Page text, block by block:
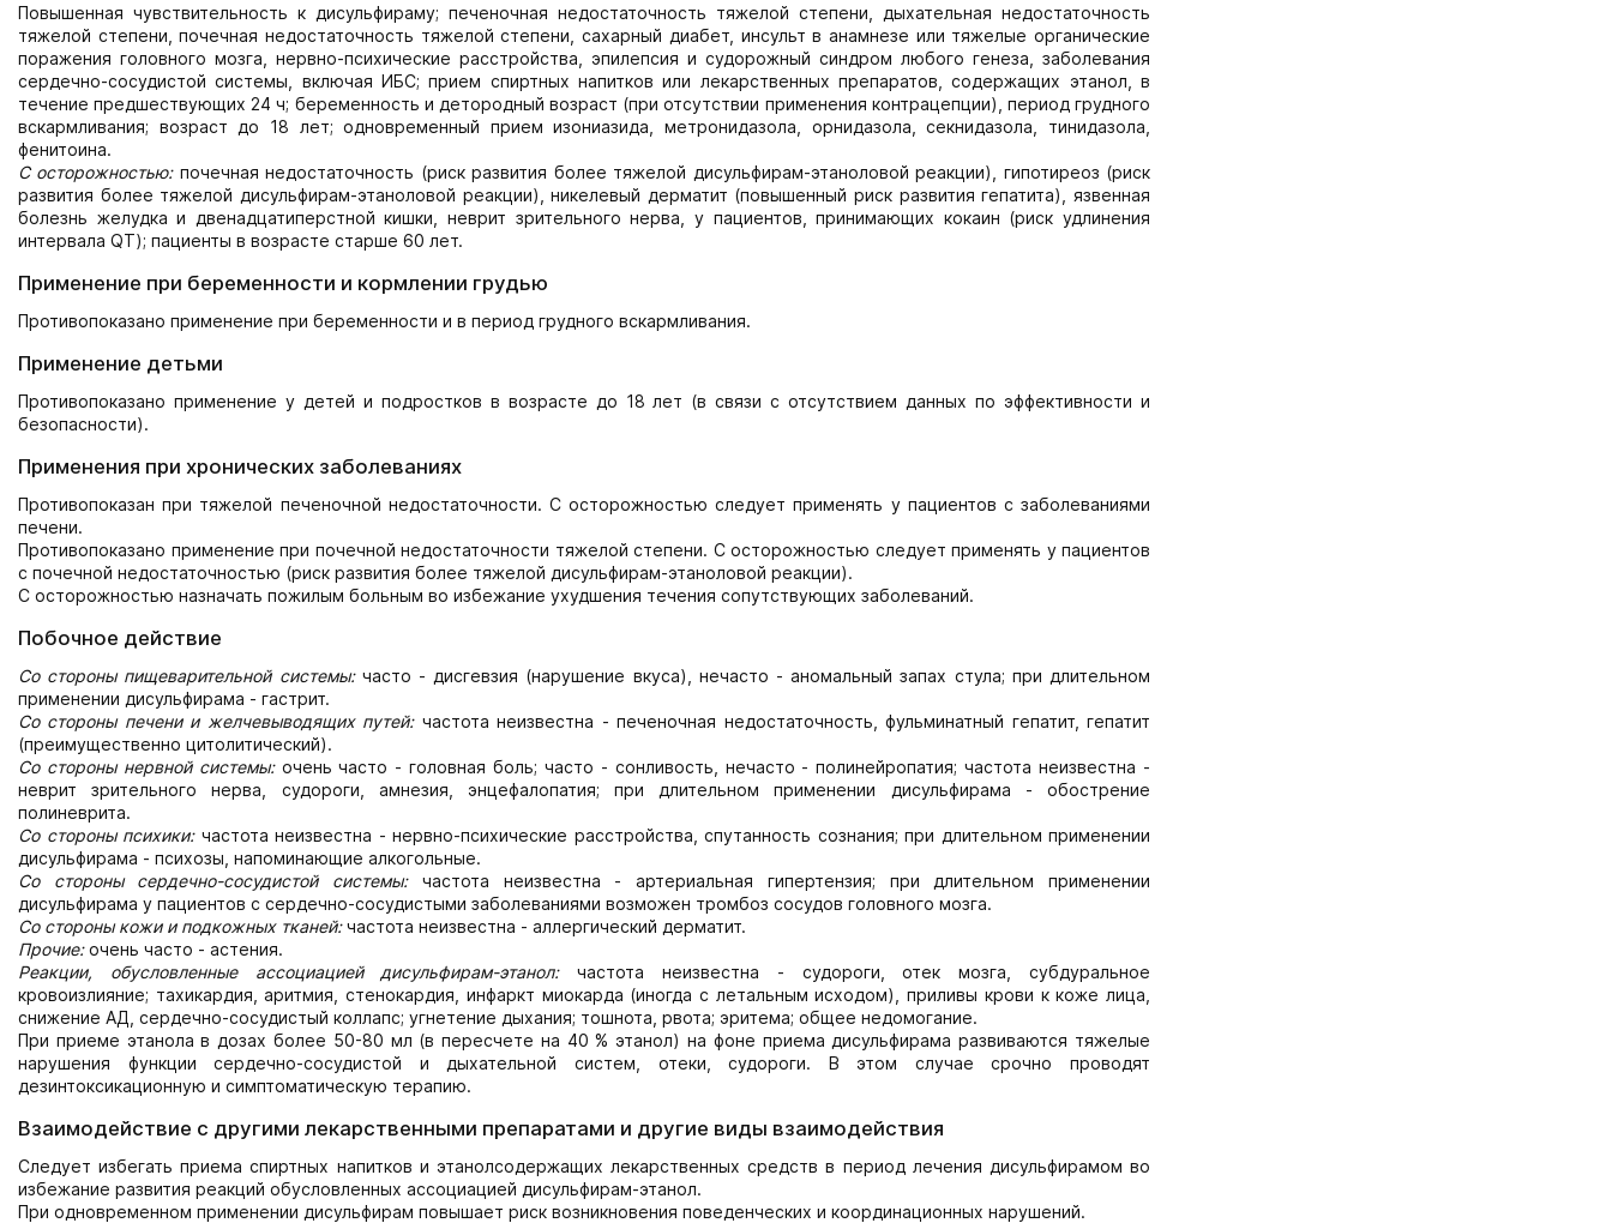
Повышенная чувствительность к дисульфираму; печеночная недостаточность тяжелой степени, дыхательная недостаточность
тяжелой степени, почечная недостаточность тяжелой степени, сахарный диабет, инсульт в анамнезе или тяжелые органические
поражения головного мозга, нервно-психические расстройства, эпилепсия и судорожный синдром любого генеза, заболевания
сердечно-сосудистой системы, включая ИБС; прием спиртных напитков или лекарственных препаратов, содержащих этанол, в
течение предшествующих 24 ч; беременность и детородный возраст (при отсутствии применения контрацепции), период грудного
вскармливания; возраст до 18 лет; одновременный прием изониазида, метронидазола, орнидазола, секнидазола, тинидазола,
фенитоина.
С осторожностью:почечная недостаточность (риск развития более тяжелой дисульфирам-этаноловой реакции), гипотиреоз (риск
развития более тяжелой дисульфирам-этаноловой реакции), никелевый дерматит (повышенный риск развития гепатита), язвенная
болезнь желудка и двенадцатиперстной кишки, неврит зрительного нерва, у пациентов, принимающих кокаин (риск удлинения
интервала QT); пациенты в возрасте старше 60 лет.
Применение при беременности и кормлении грудью
Противопоказано применение при беременности и в период грудного вскармливания.
Применение детьми
Противопоказано применение у детей и подростков в возрасте до 18 лет (в связи с отсутствием данных по эффективности и
безопасности).
Применения при хронических заболеваниях
Противопоказан при тяжелой печеночной недостаточности. С осторожностью следует применять у пациентов с заболеваниями
печени.
Противопоказано применение при почечной недостаточности тяжелой степени. С осторожностью следует применять у пациентов
с почечной недостаточностью (риск развития более тяжелой дисульфирам-этаноловой реакции).
С осторожностью назначать пожилым больным во избежание ухудшения течения сопутствующих заболеваний.
Побочное действие
Со стороны пищеварительной системы:часто - дисгевзия (нарушение вкуса), нечасто - аномальный запах стула; при длительном
применении дисульфирама - гастрит.
Со стороны печени и желчевыводящих путей: частота неизвестна - печеночная недостаточность, фульминатный гепатит, гепатит
(преимущественно цитолитический).
Со стороны нервной системы:очень часто - головная боль; часто - сонливость, нечасто - полинейропатия; частота неизвестна -
неврит зрительного нерва, судороги, амнезия, энцефалопатия; при длительном применении дисульфирама - обострение
полиневрита.
Со стороны психики: частота неизвестна - нервно-психические расстройства, спутанность сознания; при длительном применении
дисульфирама - психозы, напоминающие алкогольные.
Со стороны сердечно-сосудистой системы: частота неизвестна - артериальная гипертензия; при длительном применении
дисульфирама у пациентов с сердечно-сосудистыми заболеваниями возможен тромбоз сосудов головного мозга.
Со стороны кожи и подкожных тканей:частота неизвестна - аллергический дерматит.
Прочие:очень часто - астения.
Реакции, обусловленные ассоциацией дисульфирам-этанол:частота неизвестна - судороги, отек мозга, субдуральное
кровоизлияние; тахикардия, аритмия, стенокардия, инфаркт миокарда (иногда с летальным исходом), приливы крови к коже лица,
снижение АД, сердечно-сосудистый коллапс; угнетение дыхания; тошнота, рвота; эритема; общее недомогание.
При приеме этанола в дозах более 50-80 мл (в пересчете на 40 % этанол) на фоне приема дисульфирама развиваются тяжелые
нарушения функции сердечно-сосудистой и дыхательной систем, отеки, судороги. В этом случае срочно проводят
дезинтоксикационную и симптоматическую терапию.
Взаимодействие с другими лекарственными препаратами и другие виды взаимодействия
Следует избегать приема спиртных напитков и этанолсодержащих лекарственных средств в период лечения дисульфирамом во
избежание развития реакций обусловленных ассоциацией дисульфирам-этанол.
При одновременном применении дисульфирам повышает риск возникновения поведенческих и координационных нарушений.